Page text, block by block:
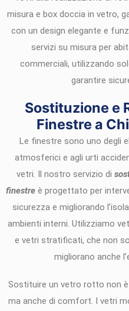
misura e box doccia in vetro,
con un design elegante e
servizi su misura per
commerciali, utilizzando
garantire
Sostituzione e
Finestre a
Le finestre sono uno degli
atmosferici e agli urti
vetri. Il nostro servizio di
finestre è progettato per
sicurezza e migliorando
ambienti interni. Utilizziamo
e vetri stratificati, che non
migliorano anche
Sostituire un vetro rotto non
ma anche di comfort. I vetri